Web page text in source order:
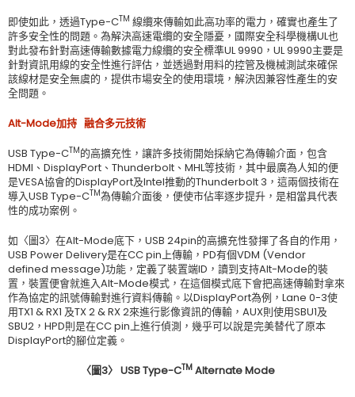
即使如此，透過Type-CTM 線纜來傳輸如此高功率的電力，確實也產生了
許多安全性的問題。為解決高速電纜的安全隱憂，國際安全科學機構UL也
對此發布針對高速傳輸數據電力線纜的安全標準UL 9990，UL 9990主要是
針對資訊用線的安全性進行評估，並透過對用料的控管及機械測試來確保
該線材是安全無虞的，提供市場安全的使用環境，解決因兼容性產生的安
全問題。
Alt-Mode加持 融合多元技術
USB Type-CTM的高擴充性，讓許多技術開始採納它為傳輸介面，包含
HDMI、DisplayPort、Thunderbolt、MHL等技術，其中最廣為人知的便
是VESA協會的DisplayPort及Intel推動的Thunderbolt 3，這兩個技術在
導入USB Type-CTM為傳輸介面後，便使市佔率逐步提升，是相當具代表
性的成功案例。
如〈圖3〉在Alt-Mode底下，USB 24pin的高擴充性發揮了各自的作用，
USB Power Delivery是在CC pin上傳輸，PD有個VDM (Vendor
defined message)功能，定義了裝置端ID，讀到支持Alt-Mode的裝
置，裝置便會就進入Alt-Mode模式，在這個模式底下會把高速傳輸對拿來
作為協定的訊號傳輸對進行資料傳輸。以DisplayPort為例，Lane 0-3使
用TX1 & RX1 及TX 2 & RX 2來進行影像資訊的傳輸，AUX則使用SBU1及
SBU2，HPD則是在CC pin上進行偵測，幾乎可以說是完美替代了原本
DisplayPort的腳位定義。
〈圖3〉 USB Type-CTMAlternate Mode